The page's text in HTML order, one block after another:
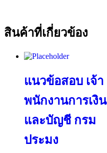
สินค้าที่เกี่ยวข้อง
แนวข้อสอบ เจ้า
พนักงานการเงิน
และบัญชี กรม
ประมง